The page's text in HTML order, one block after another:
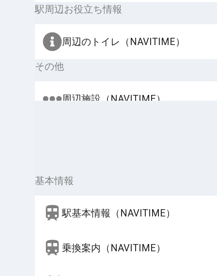
駅周辺お役立ち情報
周辺のトイレ（NAVITIME）
その他
周辺施設（NAVITIME）
基本情報
駅基本情報（NAVITIME）
乗換案内（NAVITIME）